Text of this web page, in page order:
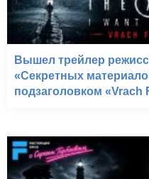
Вышел трейлер
«Секретных
подзаголовком «Vrach